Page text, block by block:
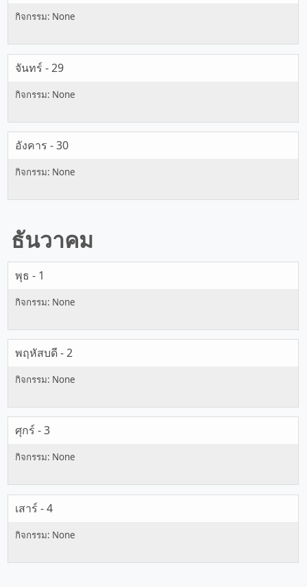
จันทร์ - 29
อังคาร - 30
ธันวาคม
พุธ - 1
พฤหัสบดี - 2
ศุกร์ - 3
เสาร์ - 4